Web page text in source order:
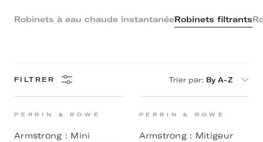
Robinets à eau chaude instantanéeRobinets filtrants
FILTRER Trier par: By A-Z
PERRIN & ROWE
Armstrong : Mini
PERRIN & ROWE
Armstrong : Mitigeur